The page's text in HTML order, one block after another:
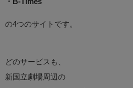
の4つのサイトです。
どのサービスも、
新国立劇場周辺の